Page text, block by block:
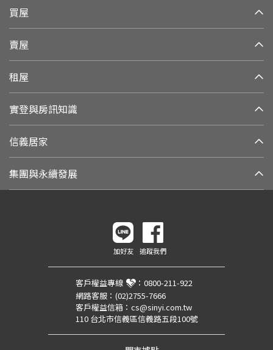
買屋
賣屋
租屋
實登與房訊知識
信義居家
集團與永續發展
加好友 追蹤我們
客戶權益專線 ： 0800-211-922
網路客服： (02)2755-7666
客戶權益信箱： cs@sinyi.com.tw
110 台北市信義區信義路五段100號